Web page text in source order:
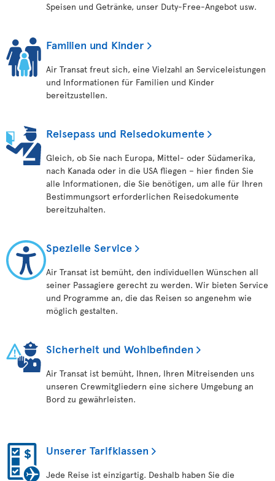
Speisen und Getränke, unser Duty-Free-Angebot usw.
Familien und Kinder
Air Transat freut sich, eine Vielzahl an Serviceleistungen
und Informationen für Familien und Kinder
bereitzustellen.
Reisepass und Reisedokumente
Gleich, ob Sie nach Europa, Mittel- oder Südamerika,
nach Kanada oder in die USA fliegen – hier finden Sie
alle Informationen, die Sie benötigen, um alle für Ihren
Bestimmungsort erforderlichen Reisedokumente
bereitzuhalten.
Spezielle Service
Air Transat ist bemüht, den individuellen Wünschen all
seiner Passagiere gerecht zu werden. Wir bieten Service
und Programme an, die das Reisen so angenehm wie
möglich gestalten.
Sicherheit und Wohlbefinden
Air Transat ist bemüht, Ihnen, Ihren Mitreisenden uns
unseren Crewmitgliedern eine sichere Umgebung an
Bord zu gewährleisten.
Unserer Tarifklassen
Jede Reise ist einzigartig. Deshalb haben Sie die